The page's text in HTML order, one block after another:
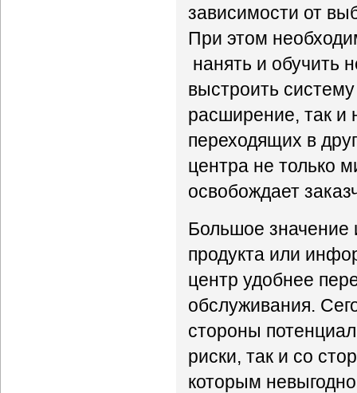
зависимости от
При этом
нанять и обучить
выстроить
расширение, так и
переходящих в
центра не только
освобождает
Большое значение
продукта или
центр удобнее
обслуживания.
стороны
риски, так и со
которым